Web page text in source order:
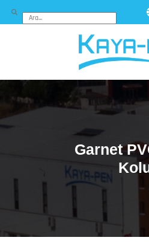
Garnet